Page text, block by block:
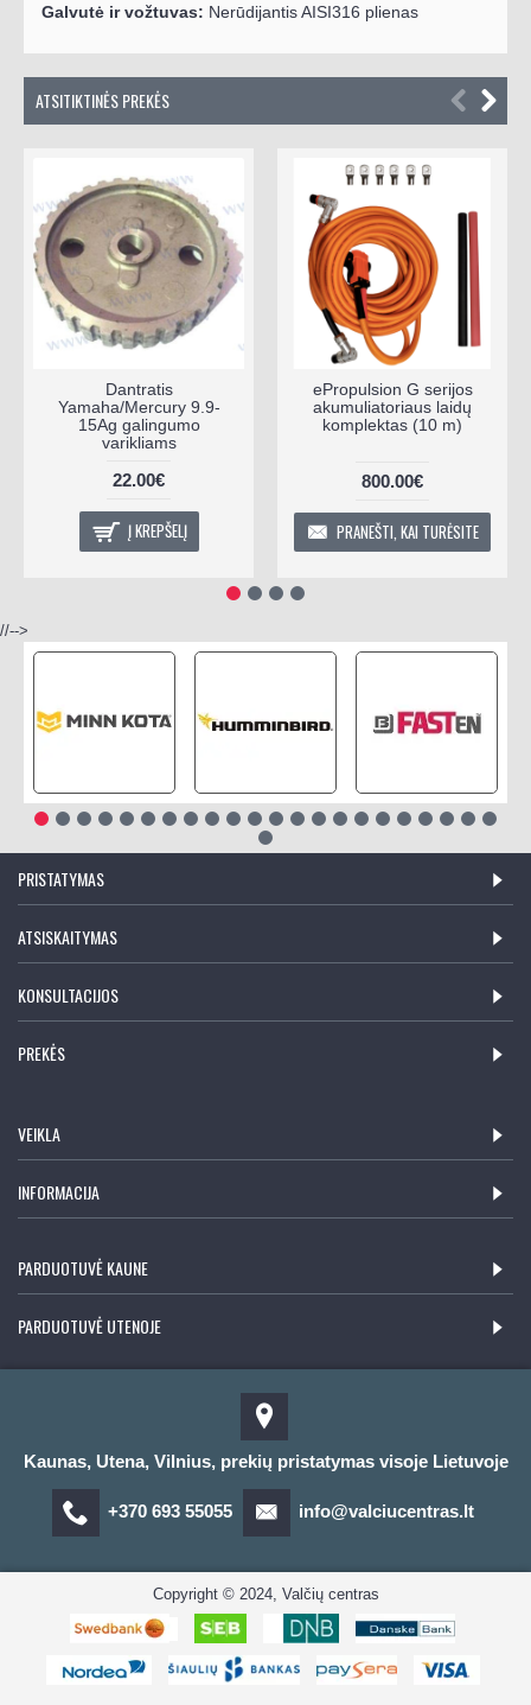
Galvutė ir vožtuvas: Nerūdijantis AISI316 plienas
ATSITIKTINĖS PREKĖS
Dantratis
Yamaha/Mercury 9.9-
15Ag galingumo
varikliams
22.00€
Į KREPŠELĮ
ePropulsion G serijos
akumuliatoriaus laidų
komplektas (10 m)
800.00€
PRANEŠTI, KAI TURĖSITE
//-->
PRISTATYMAS
ATSISKAITYMAS
KONSULTACIJOS
PREKĖS
VEIKLA
INFORMACIJA
PARDUOTUVĖ KAUNE
PARDUOTUVĖ UTENOJE
Kaunas, Utena, Vilnius, prekių pristatymas visoje Lietuvoje
+370 693 55055 info@valciucentras.lt
Copyright © 2024, Valčių centras